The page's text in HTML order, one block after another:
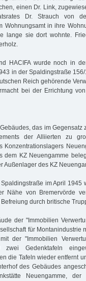
einen Dr. Link,
Dr. Strauch von
Wohnungsamt in ihre
lange sie dort wohnte.
HACIFA wurde noch in
in der Spaldingstraße
Reich gehörende
bei der Errichtung
das im Gegensatz
der Alliierten zu
Konzentrationslagers
dem KZ Neuengamme
Außenlager des KZ
im April 1945
Nähe von Bremervörde
durch britische
der "Immobilien
für Montanindustrie
der "Immobilien
Gedenktafeln
die Tafeln wieder entfernt
des Gebäudes
Neuengamme, der